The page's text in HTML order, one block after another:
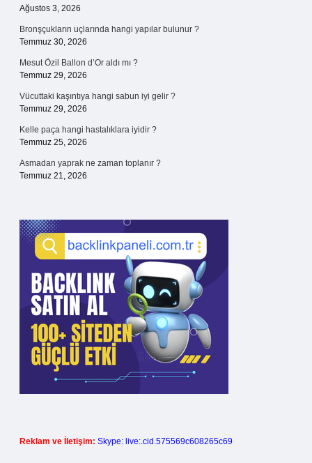
Ağustos 3, 2026
Bronşçukların uçlarında hangi yapılar bulunur ?
Temmuz 30, 2026
Mesut Özil Ballon d’Or aldı mı ?
Temmuz 29, 2026
Vücuttaki kaşıntıya hangi sabun iyi gelir ?
Temmuz 29, 2026
Kelle paça hangi hastalıklara iyidir ?
Temmuz 25, 2026
Asmadan yaprak ne zaman toplanır ?
Temmuz 21, 2026
Reklam ve İletişim: Skype: live:.cid.575569c608265c69